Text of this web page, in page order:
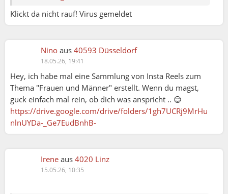
Klickt da nicht rauf! Virus gemeldet
Nino aus 40593 Düsseldorf
18.05.26, 19:41
Hey, ich habe mal eine Sammlung von Insta Reels zum
Thema "Frauen und Männer" erstellt. Wenn du magst,
guck einfach mal rein, ob dich was anspricht .. 😊
https://drive.google.com/drive/folders/1gh7UCRj9MrHu
nlnUYDa-_Ge7EudBnhB-
Irene aus 4020 Linz
15.05.26, 10:35